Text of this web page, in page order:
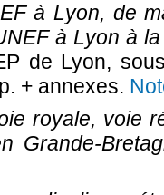
à Lyon, de
à Lyon à
de Lyon,
+ annexes.
royale, voie
Grande-